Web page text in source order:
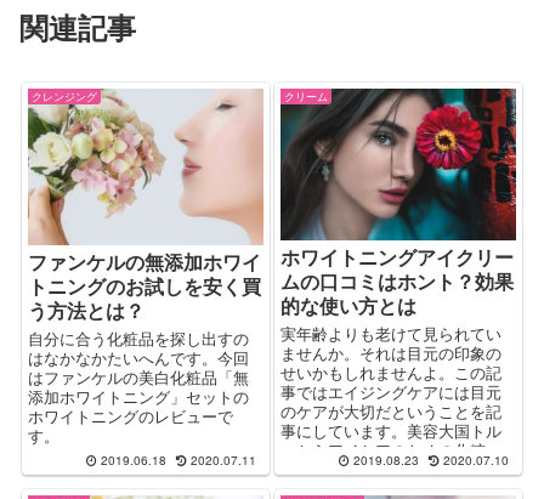
関連記事
クレンジング
ファンケルの無添加ホワイ
トニングのお試しを安く買
う方法とは？
自分に合う化粧品を探し出すの
はなかなかたいへんです。今回
はファンケルの美白化粧品「無
添加ホワイトニング」セットの
ホワイトニングのレビューで
す。
2019.06.18 2020.07.11
クリーム
ホワイトニングアイクリー
ムの口コミはホント？効果
的な使い方とは
実年齢よりも老けて見られてい
ませんか。それは目元の印象の
せいかもしれませんよ。この記
事ではエイジングケアには目元
のケアが大切だということを記
事にしています。美容大国トル
コからアイケアのための化粧
品、ホワイトニングアイケアの
2019.08.23 2020.07.10